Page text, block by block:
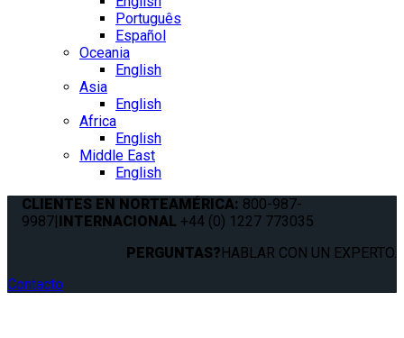
Português
Español
Oceania
English
Asia
English
Africa
English
Middle East
English
CLIENTES EN NORTEAMÉRICA: 800-987-
9987|INTERNACIONAL +44 (0) 1227 773035
PERGUNTAS?HABLAR CON UN EXPERTO.
Contacto